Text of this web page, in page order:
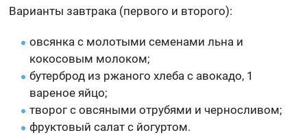
Варианты завтрака (первого и второго):
овсянка с молотыми семенами льна и
кокосовым молоком;
бутерброд из ржаного хлеба с авокадо, 1
вареное яйцо;
творог с овсяными отрубями и черносливом;
фруктовый салат с йогуртом.